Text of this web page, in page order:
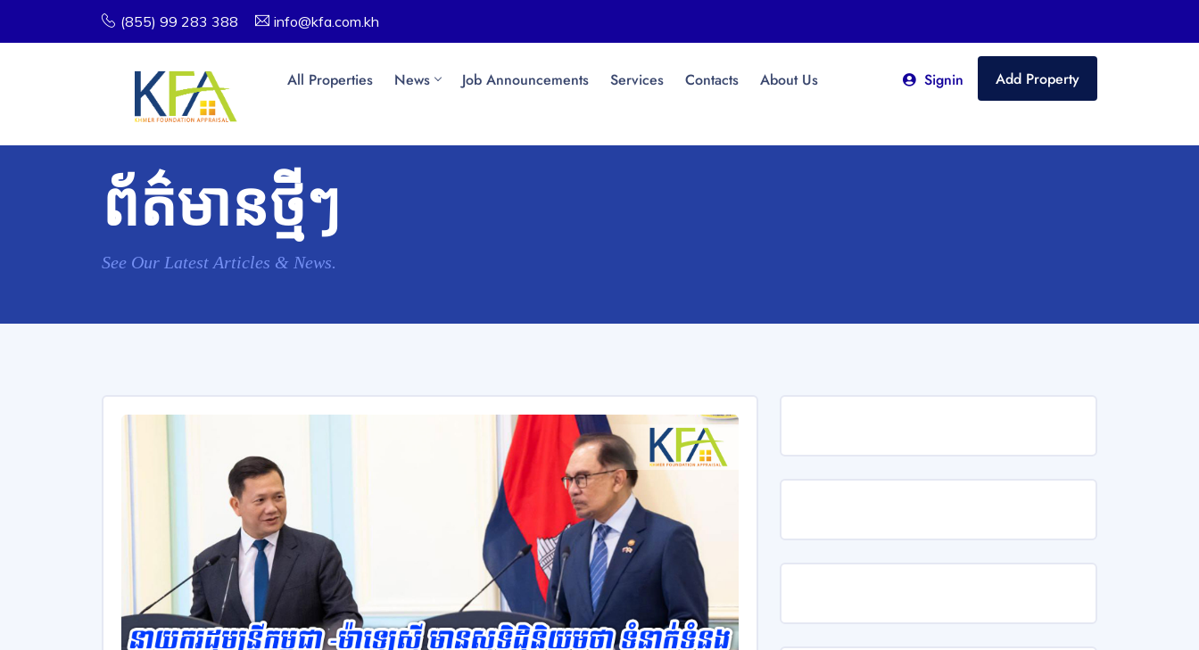
(855) 99 283 388 info@kfa.com.kh
All Properties News Job Announcements Services Contacts About Us Signin Add Property
ព័ត៌មានថ្មីៗ
See Our Latest Articles & News.